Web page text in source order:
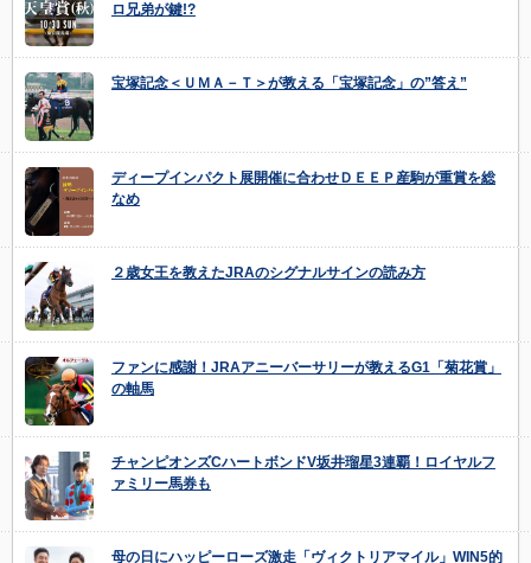
ロ兄弟が鍵!?
宝塚記念＜ＵＭＡ－Ｔ＞が教える「宝塚記念」の”答え”
ディープインパクト展開催に合わせＤＥＥＰ産駒が重賞を総
なめ
２歳女王を教えたJRAのシグナルサインの読み方
ファンに感謝！JRAアニーバーサリーが教えるG1「菊花賞」
の軸馬
チャンピオンズCハートボンドV坂井瑠星3連覇！ロイヤルフ
ァミリー馬券も
母の日にハッピーローズ激走「ヴィクトリアマイル」WIN5的